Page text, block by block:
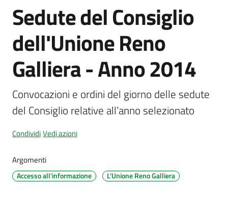
Servizi
Vivere
l'Unione
Amministrazione
trasparente
Tutti
gli
argomenti...
Salta al contenuto
Sedute del Consiglio
dell'Unione Reno
Galliera - Anno 2014
Convocazioni e ordini del giorno delle sedute
del Consiglio relative all’anno selezionato
CondividiVedi azioni
Argomenti
Accesso all'informazione L'Unione Reno Galliera